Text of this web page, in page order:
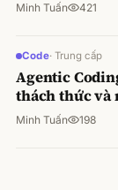
Minh Tuấn 421
Code· Trung cấp
Agentic
thách thức và
Minh Tuấn 198